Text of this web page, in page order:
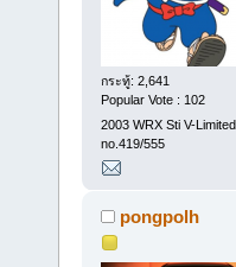
กระทู้: 2,641
Popular Vote : 102
2003 WRX Sti V-Limited
no.419/555
pongpolh